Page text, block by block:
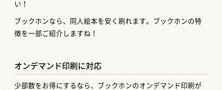
い！
ブックホンなら、同人絵本を安く刷れます。ブックホンの特
徴を一部ご紹介しますね！
オンデマンド印刷に対応
少部数をお得にするなら、ブックホンのオンデマンド印刷が